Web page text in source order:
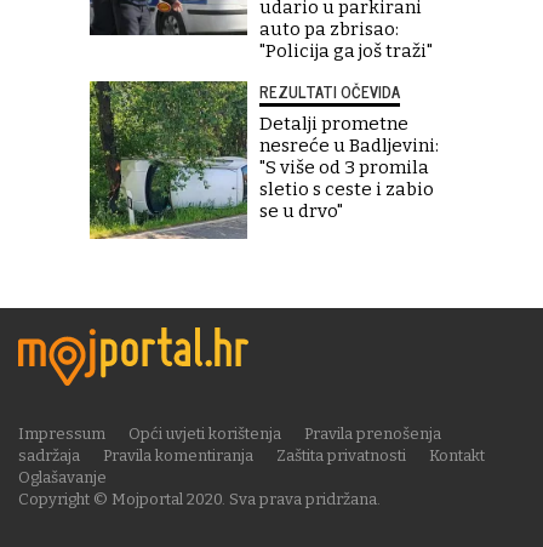
udario u parkirani
auto pa zbrisao:
"Policija ga još traži"
REZULTATI OČEVIDA
Detalji prometne
nesreće u Badljevini:
"S više od 3 promila
sletio s ceste i zabio
se u drvo"
Copyright © Mojportal 2020. Sva prava pridržana.
Impressum Opći uvjeti korištenja
Pravila prenošenja
sadržaja
Pravila komentiranja Zaštita privatnosti
Kontakt
Oglašavanje